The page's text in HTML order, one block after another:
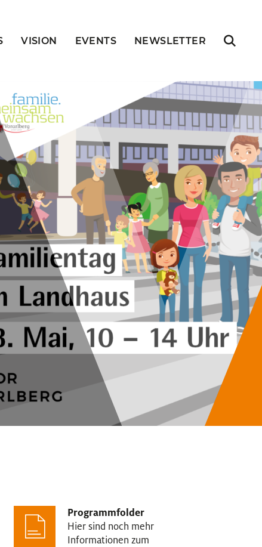
VISION EVENTS NEWSLETTER
Programmfolder
Hier sind noch mehr
Informationen zum